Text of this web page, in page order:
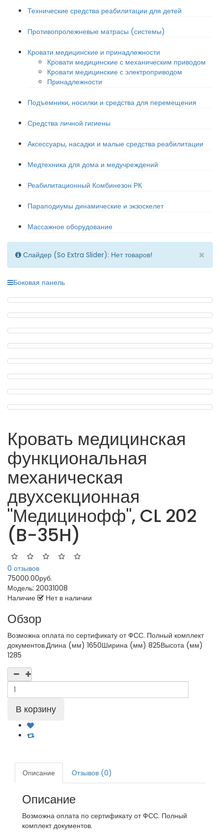
Технические средства реабилитации для детей
Противопролежневые матрасы (системы)
Кровати медицинские и принадлежности
Кровати медицинские с механическим приводом
Кровати медицинские с электроприводом
Принадлежности
Подъемники, носилки и средства для перемещения
Средства личной гигиены
Аксессуары, насадки и малые средства реабилитации
Медтехника для дома и медучреждений
Реабилитационный Комбинезон РК
Параподиумы динамические и экзоскелет
Массажное оборудование
Слайдер (So Extra Slider): Нет товаров! ×
Боковая панель
Кровать медицинская
функциональная
механическая
двухсекционная
"Медицинофф", CL 202
(B-35H)
0 отзывов
75000.00руб.
Модель: 20031008
Наличие
Нет в наличии
Обзор
Возможна оплата по сертификату от ФСС. Полный комплект
документов.Длина (мм) 1650Ширина (мм) 825Высота (мм)
1285
Описание Отзывов (0)
Описание
Возможна оплата по сертификату от ФСС. Полный
комплект документов.